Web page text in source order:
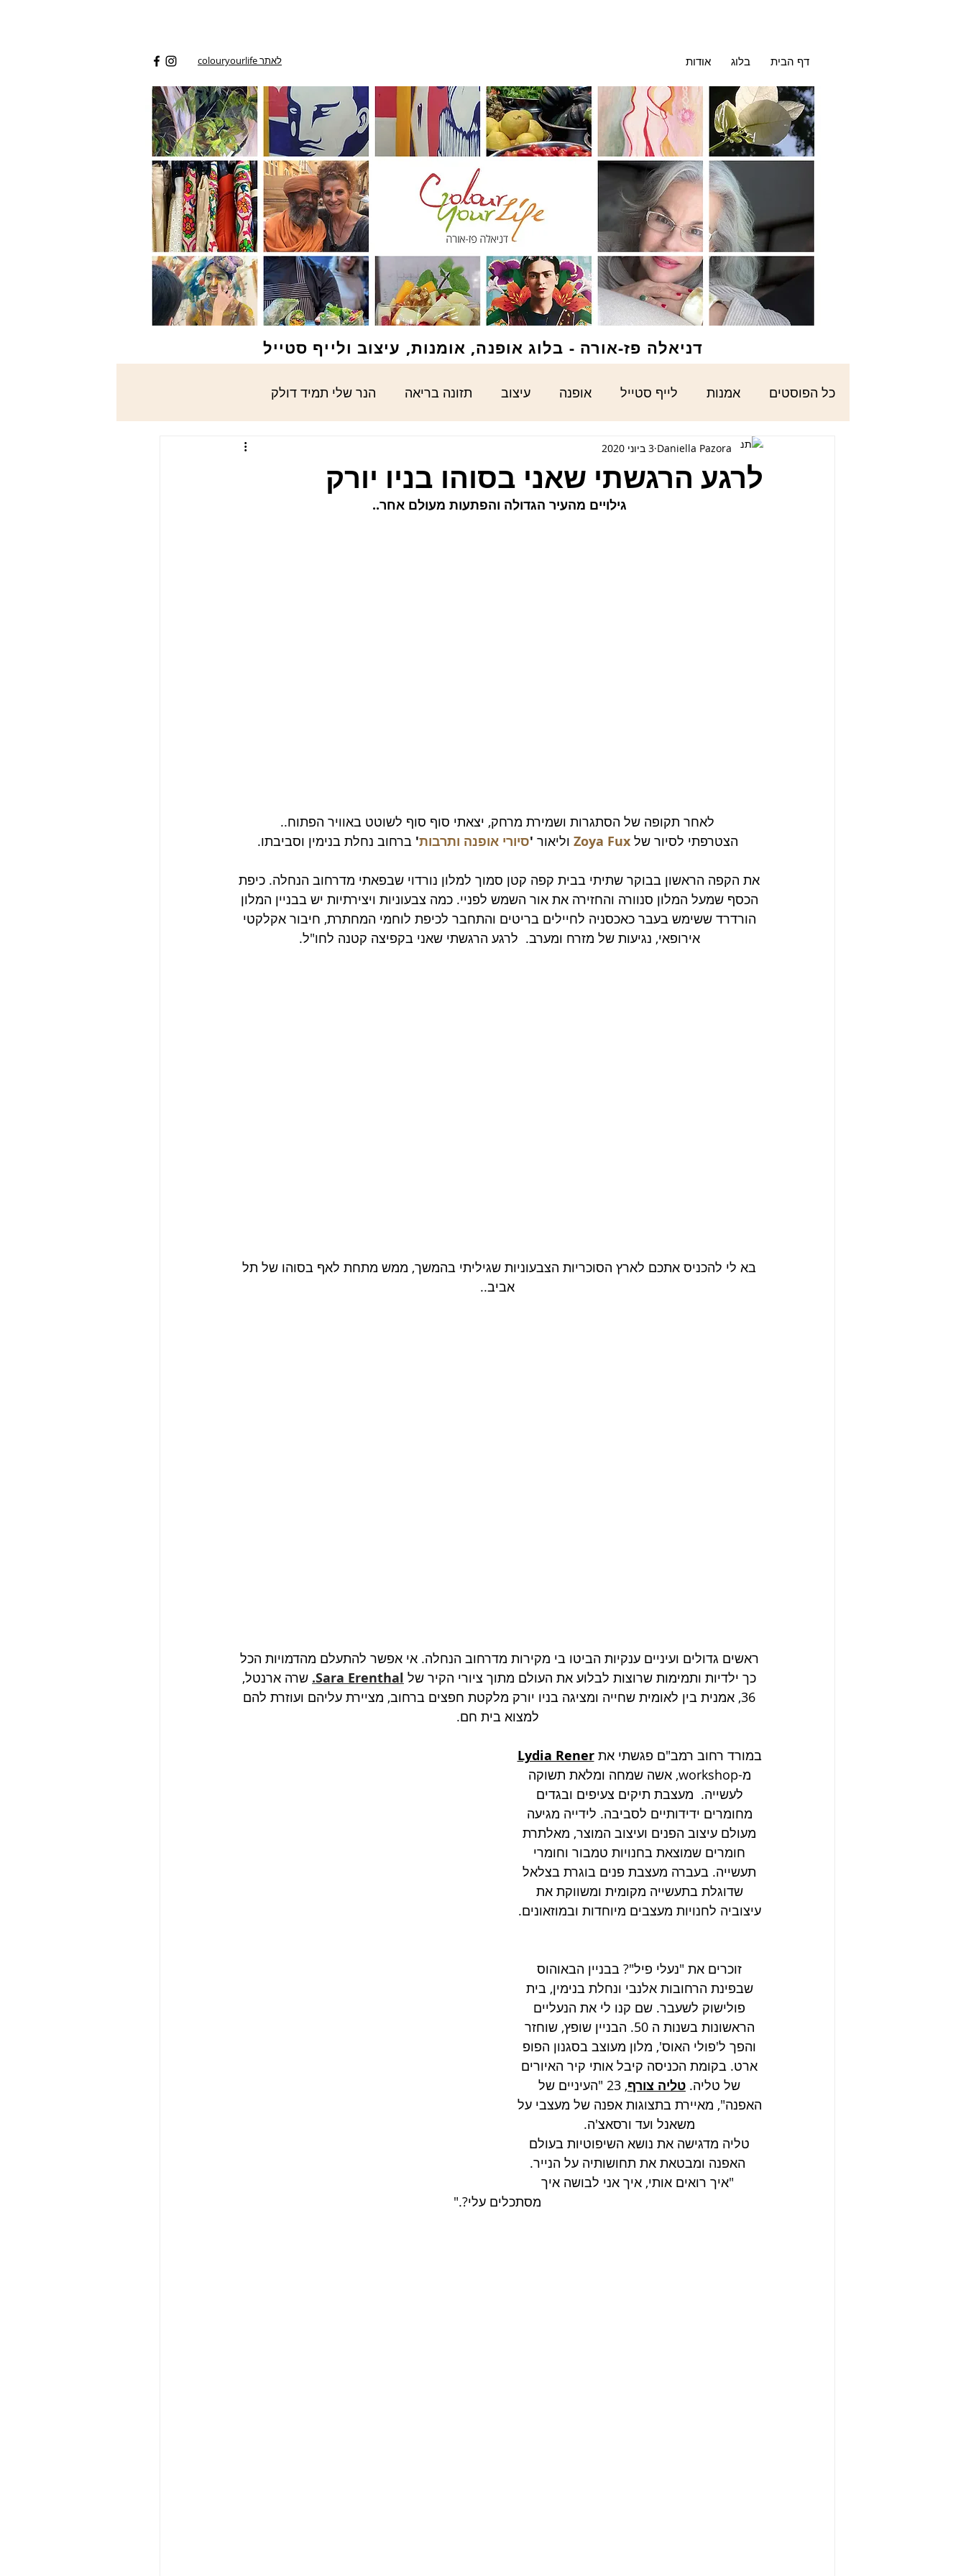
לאתר colouryourlife דף הבית בלוג אודות
דניאלה פז-אורה - בלוג אופנה, אומנות, עיצוב ולייף סטייל
כל הפוסטים אמנות לייף סטייל אופנה עיצוב תזונה בריאה הנר שלי תמיד דולק
לרגע הרגשתי שאני בסוהו בניו יורק
Daniella Pazora 3 ביוני 2020
גילויים מהעיר הגדולה והפתעות מעולם אחר..
לאחר תקופה של הסתגרות ושמירת מרחק, יצאתי סוף סוף לשוטט באוויר הפתוח..
הצטרפתי לסיור של Zoya Fux וליאור 'סיורי אופנה ותרבות' ברחוב נחלת בנימין וסביבתו.
את הקפה הראשון בבוקר שתיתי בבית קפה קטן סמוך למלון נורדוי שבפאתי מדרחוב הנחלה. כיפת
הכסף שמעל המלון סנוורה והחזירה את אור השמש לפניי. כמה צבעוניות ויצירתיות יש בבניין המלון
הורדרד ששימש בעבר כאכסניה לחיילים בריטים והתחבר לכיפת לוחמי המחתרת, חיבור אקלקטי
אירופאי, נגיעות של מזרח ומערב.  לרגע הרגשתי שאני בקפיצה קטנה לחו"ל.
בא לי להכניס אתכם לארץ הסוכריות הצבעוניות שגיליתי בהמשך, ממש מתחת לאף בסוהו של תל
אביב..
ראשים גדולים ועיניים ענקיות הביטו בי מקירות מדרחוב הנחלה. אי אפשר להתעלם מהדמויות הכל
כך ילדיות ותמימות שרוצות לבלוע את העולם מתוך ציורי הקיר של Sara Erenthal
. שרה ארנטל,
36, אמנית בין לאומית שחייה ומציגה בניו יורק מלקטת חפצים ברחוב, מציירת עליהם ועוזרת להם
למצוא בית חם.
במורד רחוב רמב"ם פגשתי את Lydia Rener
מ-workshop, אשה שמחה ומלאת תשוקה
לעשייה.  מעצבת תיקים צעיפים ובגדים
מחומרים ידידותיים לסביבה. לידייה מגיעה
מעולם עיצוב הפנים ועיצוב המוצר, מאלתרת
חומרים שמוצאת בחנויות טמבור וחומרי
תעשייה. בעברה מעצבת פנים בוגרת בצלאל
שדוגלת בתעשייה מקומית ומשווקת את
עיצוביה לחנויות מעצבים מיוחדות ובמוזאונים.
זוכרים את "נעלי פיל"? בבניין הבאוהוס
שבפינת הרחובות אלנבי ונחלת בנימין, בית
פולישוק לשעבר. שם קנו לי את הנעליים
הראשונות בשנות ה 50. הבניין שופץ, שוחזר
והפך ל'פולי האוס', מלון מעוצב בסגנון הפופ
ארט. בקומת הכניסה קיבל אותי קיר האיורים
של טליה. טליה צורף
, 23 "העיניים של
האפנה", מאיירת בתצוגות אפנה של מעצבי על
משאנל ועד ורסאצ'ה.
טליה מדגישה את נושא השיפוטיות בעולם
האפנה ומבטאת את תחושותיה על הנייר.
"איך רואים אותי, איך אני לבושה איך
מסתכלים עלי?."